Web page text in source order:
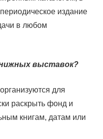
издание
в любом
выставок?
для
раскрыть фонд и
книгам, датам или